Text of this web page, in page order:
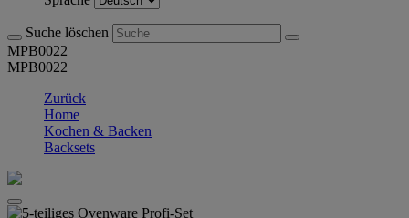
Suche löschen
MPB0022
MPB0022
Zurück
Home
Kochen & Backen
Backsets